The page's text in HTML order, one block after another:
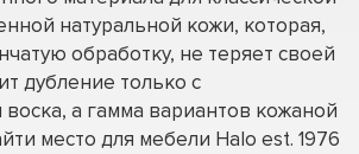
натуральной кожи, которая,
обработку, не теряет своей
дубление только с
а гамма вариантов кожаной
место для мебели Halo est. 1976